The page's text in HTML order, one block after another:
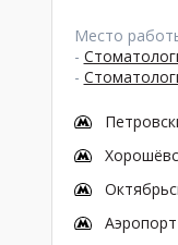
Место
-
-
Аэропорт